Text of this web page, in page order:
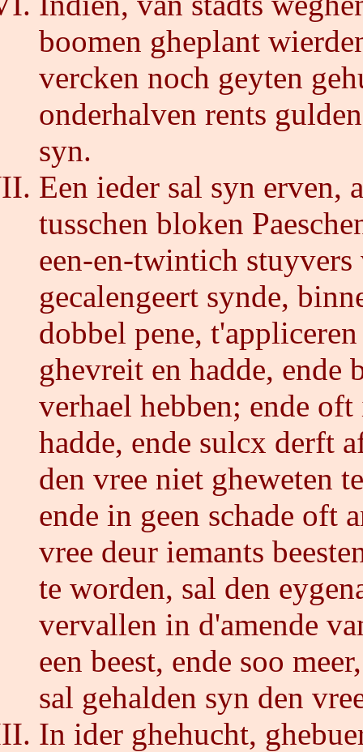
boomen gheplant
vercken noch geyten
onderhalven rents
syn.
Een ieder sal syn erven,
tusschen bloken
een-en-twintich stuyvers
gecalengeert synde,
dobbel pene,
ghevreit en hadde, ende
verhael hebben; ende
hadde, ende sulcx derft
den vree niet gheweten
ende in geen schade oft
vree deur iemants
te worden, sal den
vervallen in d'amende
een beest, ende soo
sal gehalden syn den
In ider ghehucht,